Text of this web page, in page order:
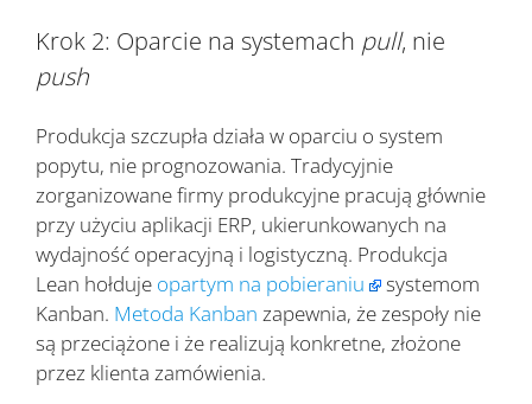
Krok 2: Oparcie na systemach pull, nie
push
Produkcja szczupła działa w oparciu o system
popytu, nie prognozowania. Tradycyjnie
zorganizowane firmy produkcyjne pracują głównie
przy użyciu aplikacji ERP, ukierunkowanych na
wydajność operacyjną i logistyczną. Produkcja
Lean hołduje opartym na pobieraniu
systemom
Kanban. Metoda Kanban zapewnia, że zespoły nie
są przeciążone i że realizują konkretne, złożone
przez klienta zamówienia.